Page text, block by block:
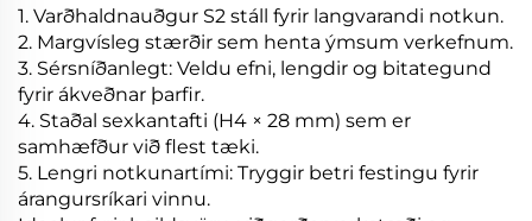
1. Varðhaldnauðgur S2 stáll fyrir langvarandi notkun.
2. Margvísleg stærðir sem henta ýmsum verkefnum.
3. Sérsníðanlegt: Veldu efni, lengdir og bitategund
fyrir ákveðnar þarfir.
4. Staðal sexkantafti (H4 × 28 mm) sem er
samhæfður við flest tæki.
5. Lengri notkunartími: Tryggir betri festingu fyrir
árangursríkari vinnu.